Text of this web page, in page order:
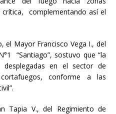
crítica, complementando así el
el Mayor Francisco Vega I., del
“Santiago”, sostuvo que “la
desplegadas en el sector de
conforme a las
Tapia V., del Regimiento de